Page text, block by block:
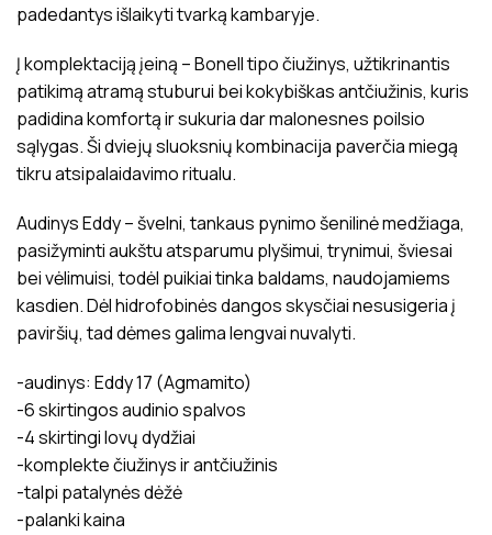
padedantys išlaikyti tvarką kambaryje.
Į komplektaciją įeiną – Bonell tipo čiužinys, užtikrinantis
patikimą atramą stuburui bei kokybiškas antčiužinis, kuris
padidina komfortą ir sukuria dar malonesnes poilsio
sąlygas. Ši dviejų sluoksnių kombinacija paverčia miegą
tikru atsipalaidavimo ritualu.
Audinys Eddy – švelni, tankaus pynimo šenilinė medžiaga,
pasižyminti aukštu atsparumu plyšimui, trynimui, šviesai
bei vėlimuisi, todėl puikiai tinka baldams, naudojamiems
kasdien. Dėl hidrofobinės dangos skysčiai nesusigeria į
paviršių, tad dėmes galima lengvai nuvalyti.
-audinys: Eddy 17 (Agmamito)
-6 skirtingos audinio spalvos
-4 skirtingi lovų dydžiai
-komplekte čiužinys ir antčiužinis
-talpi patalynės dėžė
-palanki kaina